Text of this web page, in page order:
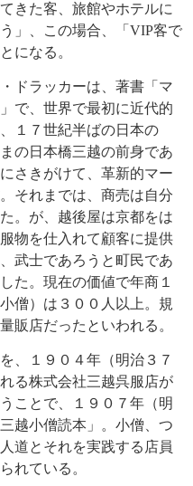
きた客、旅館やホテルに
」、この場合、「VIP客で
になる。
ラッカーは、著書「マ
で、世界で最初に近代的
１７世紀半ばの日本の
の日本橋三越の前身であ
さきがけて、革新的マー
それまでは、商売は自分
。が、越後屋は京都をは
物を仕入れて顧客に提供
武士であろうと町民であ
た。現在の価値で年商１
僧）は３００人以上。規
販店だったといわれる。
１９０４年（明治３７
る株式会社三越呉服店が
ことで、１９０７年（明
越小僧読本」。小僧、つ
道とそれを実践する店員
れている。